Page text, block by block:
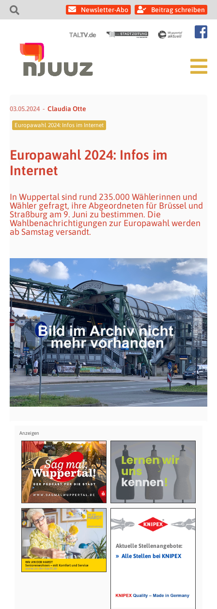
Newsletter-Abo Beitrag schreiben
03.05.2024 Claudia Otte
Europawahl 2024: Infos im Internet
Europawahl 2024: Infos im
Internet
In Wuppertal sind rund 235.000 Wählerinnen und
Wähler gefragt, ihre Abgeordneten für Brüssel und
Straßburg am 9. Juni zu bestimmen. Die
Wahlbenachrichtigungen zur Europawahl werden
ab Samstag versandt.
Aktuelle Stellenangebote:
» Alle Stellen bei KNIPEX